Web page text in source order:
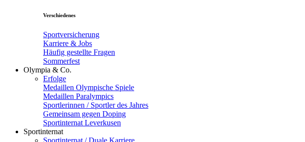
Verschiedenes
Sportversicherung
Karriere & Jobs
Häufig gestellte Fragen
Sommerfest
Olympia & Co.
Erfolge
Medaillen Olympische Spiele
Medaillen Paralympics
Sportlerinnen / Sportler des Jahres
Gemeinsam gegen Doping
Sportinternat Leverkusen
Sportinternat
Sportinternat / Duale Karriere